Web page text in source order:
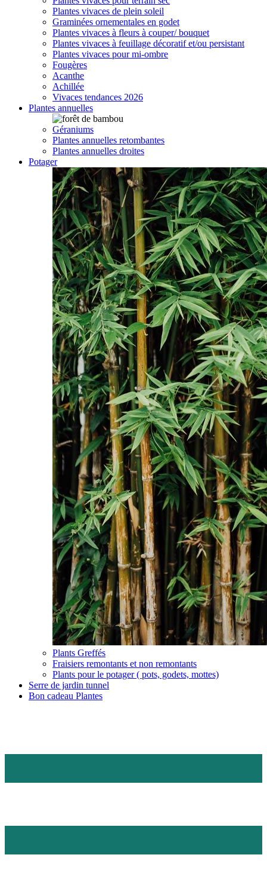
Plantes vivaces de plein soleil
Graminées ornementales en godet
Plantes vivaces à fleurs à couper/ bouquet
Plantes vivaces à feuillage décoratif et/ou persistant
Plantes vivaces pour mi-ombre
Fougères
Acanthe
Achillée
Vivaces tendances 2026
Plantes annuelles
Géraniums
Plantes annuelles retombantes
Plantes annuelles droites
Potager
Plants Greffés
Fraisiers remontants et non remontants
Plants pour le potager ( pots, godets, mottes)
Serre de jardin tunnel
Bon cadeau Plantes